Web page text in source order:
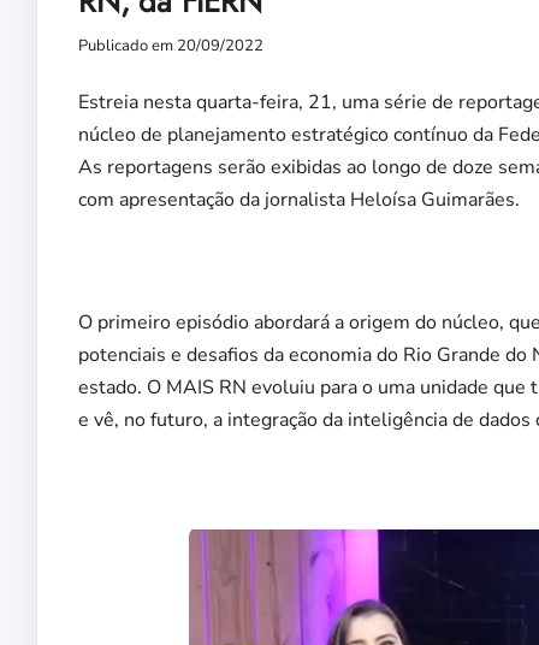
Publicado em 20/09/2022
Estreia nesta quarta-feira, 21, uma série de
núcleo de planejamento estratégico contínuo da
As reportagens serão exibidas ao longo de doze
com apresentação da jornalista Heloísa Guimarães.
O primeiro episódio abordará a origem do núcleo,
potenciais e desafios da economia do Rio Grande
estado. O MAIS RN evoluiu para o uma unidade
e vê, no futuro, a integração da inteligência de